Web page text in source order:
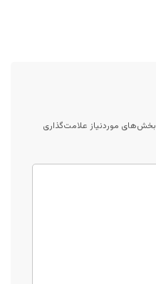
بخش‌های موردنیاز علامت‌گذاری